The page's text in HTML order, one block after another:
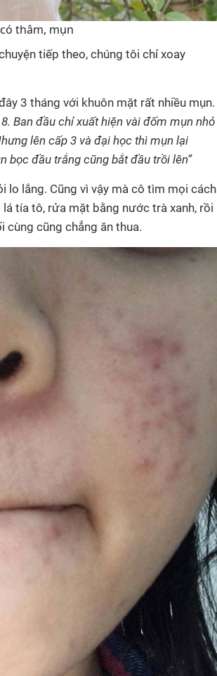
thâm, mụn
tiếp theo, chúng tôi chỉ xoay
3 tháng với khuôn mặt rất nhiều mụn.
Ban đầu chỉ xuất hiện vài đốm mụn nhỏ
lên cấp 3 và đại học thì mụn lại
bọc đầu trắng cũng bắt đầu trồi lên”
lo lắng. Cũng vì vậy mà cô tìm mọi cách
tía tô, rửa mặt bằng nước trà xanh, rồi
cùng cũng chẳng ăn thua.